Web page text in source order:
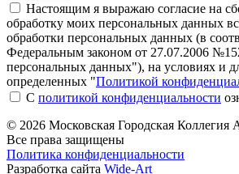
Настоящим я выражаю согласие на
обработку моих персональных данных
обработки персональных данных (в
Федеральным законом от 27.07.2006
персональных данных"), на условиях и
определенных "Политикой
С политикой конфиденциальности
© 2026 Московская Городская Коллегия
Все права защищены
Политика конфиденциальности
Разработка сайта Wide-Art